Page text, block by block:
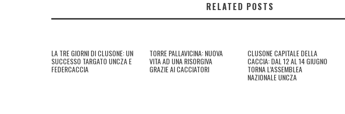
RELATED POSTS
LA TRE GIORNI DI CLUSONE: UN
SUCCESSO TARGATO UNCZA E
FEDERCACCIA
TORRE PALLAVICINA: NUOVA
VITA AD UNA RISORGIVA
GRAZIE AI CACCIATORI
CLUSONE CAPITALE DELLA
CACCIA: DAL 12 AL 14 GIUGNO
TORNA L’ASSEMBLEA
NAZIONALE UNCZA